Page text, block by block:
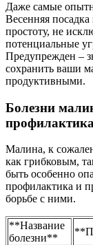
Даже самые
Весенняя
простоту, не
потенциальные
Предупрежден –
сохранить ваши
продуктивными.
Болезни
профилактика
Малина, к
как грибковым,
быть особенно
профилактика и
борьбе с ними.
**Название
болезни**